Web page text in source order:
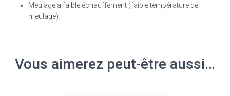
Meulage à faible échauffement (faible température de
meulage).
Vous aimerez peut-être aussi…